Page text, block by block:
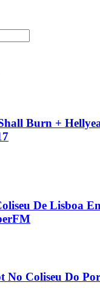
Burn +
De Lisboa
No Coliseu Do